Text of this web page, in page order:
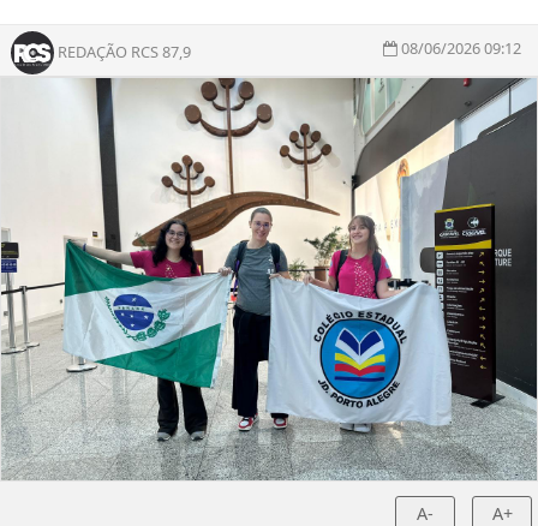
REDAÇÃO RCS 87,9 08/06/2026 09:12
A- A+